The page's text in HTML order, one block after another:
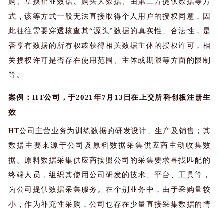
购、互换企业数据、购买大数据、由第三方提供数据等方
式，该等方式一般无法直接取得个人用户的授权同意，因
此往往需要穿透核查其“源头”数据的真实性、合法性，是
否享有数据的所有权或获得相关数据主体的授权许可，相
关授权许可是否存在使用范围、主体或期限等方面的限制
等。
案例： HT公司，于2021年7月13日在上交所科创板注册生
效
HT公司主营业务为训练数据的研发设计、生产及销售；其
数据主要来源于公司及原料数据采集供应商主动收集数
据。原料数据采集供应商按照公司的采集要求寻找匹配的
终端人员，组织其使用公司研发的技术、平台、工具等，
为公司提供数据采集服务。在个别业务中，由于采购量较
小，作为补充性采购，公司也存在少量直接采集数据的情